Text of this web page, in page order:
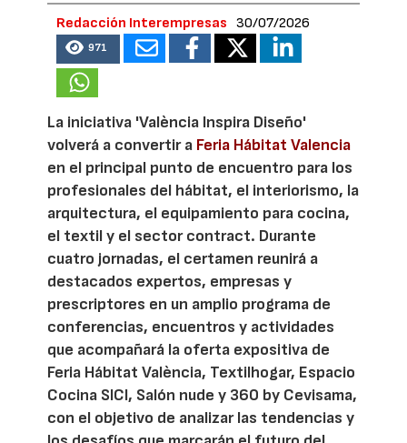
Redacción Interempresas 30/07/2026
971
La iniciativa 'València Inspira Diseño'
volverá a convertir a Feria Hábitat Valencia
en el principal punto de encuentro para los
profesionales del hábitat, el interiorismo, la
arquitectura, el equipamiento para cocina,
el textil y el sector contract. Durante
cuatro jornadas, el certamen reunirá a
destacados expertos, empresas y
prescriptores en un amplio programa de
conferencias, encuentros y actividades
que acompañará la oferta expositiva de
Feria Hábitat València, Textilhogar, Espacio
Cocina SICI, Salón nude y 360 by Cevisama,
con el objetivo de analizar las tendencias y